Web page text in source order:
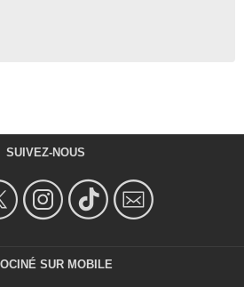
SUIVEZ-NOUS
SUR MOBILE